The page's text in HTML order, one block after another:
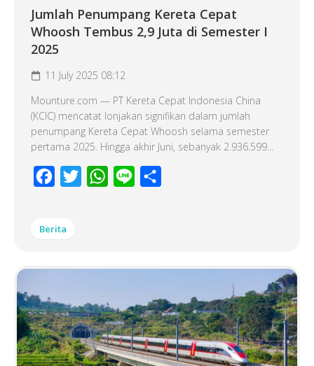
Jumlah Penumpang Kereta Cepat
Whoosh Tembus 2,9 Juta di Semester I
2025
11 July 2025 08:12
Mounture.com — PT Kereta Cepat Indonesia China
(KCIC) mencatat lonjakan signifikan dalam jumlah
penumpang Kereta Cepat Whoosh selama semester
pertama 2025. Hingga akhir Juni, sebanyak 2.936.599...
Facebook
Twitter WhatsApp
Line
Berita